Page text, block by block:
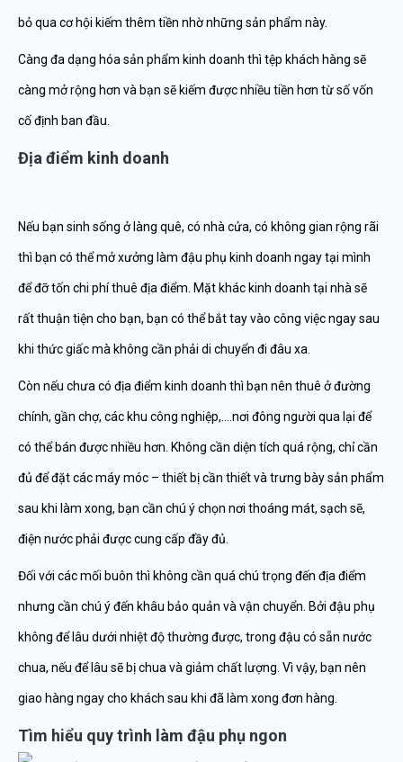
bỏ qua cơ hội kiếm thêm tiền nhờ những sản phẩm này.
Càng đa dạng hóa sản phẩm kinh doanh thì tệp khách hàng sẽ
càng mở rộng hơn và bạn sẽ kiếm được nhiều tiền hơn từ số vốn
cố định ban đầu.
Địa điểm kinh doanh
Nếu bạn sinh sống ở làng quê, có nhà cửa, có không gian rộng rãi
thì bạn có thể mở xưởng làm đậu phụ kinh doanh ngay tại mình
để đỡ tốn chi phí thuê địa điểm. Mặt khác kinh doanh tại nhà sẽ
rất thuận tiện cho bạn, bạn có thể bắt tay vào công việc ngay sau
khi thức giấc mà không cần phải di chuyển đi đâu xa.
Còn nếu chưa có địa điểm kinh doanh thì bạn nên thuê ở đường
chính, gần chợ, các khu công nghiệp,….nơi đông người qua lại để
có thể bán được nhiều hơn. Không cần diện tích quá rộng, chỉ cần
đủ để đặt các máy móc – thiết bị cần thiết và trưng bày sản phẩm
sau khi làm xong, bạn cần chú ý chọn nơi thoáng mát, sạch sẽ,
điện nước phải được cung cấp đầy đủ.
Đối với các mối buôn thì không cần quá chú trọng đến địa điểm
nhưng cần chú ý đến khâu bảo quản và vận chuyển. Bởi đậu phụ
không để lâu dưới nhiệt độ thường được, trong đậu có sẵn nước
chua, nếu để lâu sẽ bị chua và giảm chất lượng. Vì vậy, bạn nên
giao hàng ngay cho khách sau khi đã làm xong đơn hàng.
Tìm hiểu quy trình làm đậu phụ ngon